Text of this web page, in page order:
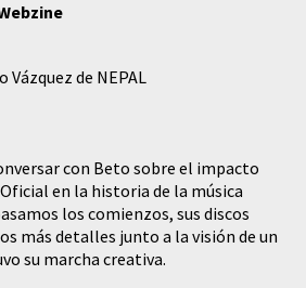
de NEPAL
con Beto sobre el impacto
en la historia de la música
los comienzos, sus discos
más detalles junto a la visión de un
su marcha creativa.